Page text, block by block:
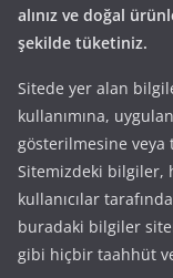
alınız ve doğal
şekilde tüketiniz.
Sitede yer alan
kullanımına,
gösterilmesine veya
Sitemizdeki bilgiler,
kullanıcılar
buradaki bilgiler
gibi hiçbir taahhüt